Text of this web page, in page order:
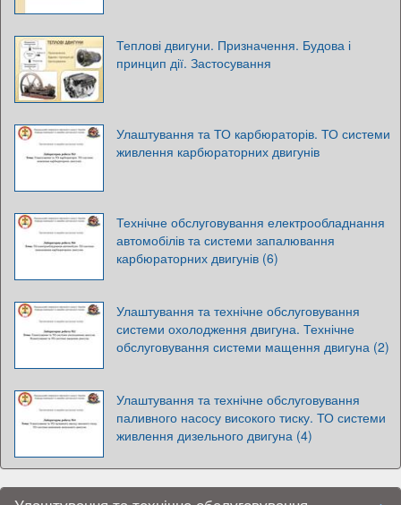
Теплові двигуни. Призначення. Будова і
принцип дії. Застосування
Улаштування та ТО карбюраторів. ТО системи
живлення карбюраторних двигунів
Технічне обслуговування електрообладнання
автомобілів та системи запалювання
карбюраторних двигунів (6)
Улаштування та технічне обслуговування
системи охолодження двигуна. Технічне
обслуговування системи мащення двигуна (2)
Улаштування та технічне обслуговування
паливного насосу високого тиску. ТО системи
живлення дизельного двигуна (4)